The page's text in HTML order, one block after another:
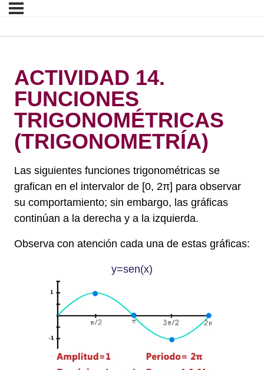
ACTIVIDAD 14.
FUNCIONES
TRIGONOMÉTRICAS
(TRIGONOMETRÍA)
Las siguientes funciones trigonométricas se
grafican en el intervalor de [0, 2π] para observar
su comportamiento; sin embargo, las gráficas
continúan a la derecha y a la izquierda.
Observa con atención cada una de estas gráficas:
y=sen(x)